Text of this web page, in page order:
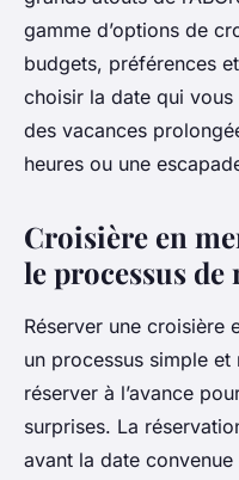
gamme d’options de
budgets, préférences
choisir la date qui
des vacances
heures ou une
Croisière en
le processus de
Réserver une croisière
un processus simple
réserver à l’avance
surprises. La
avant la date